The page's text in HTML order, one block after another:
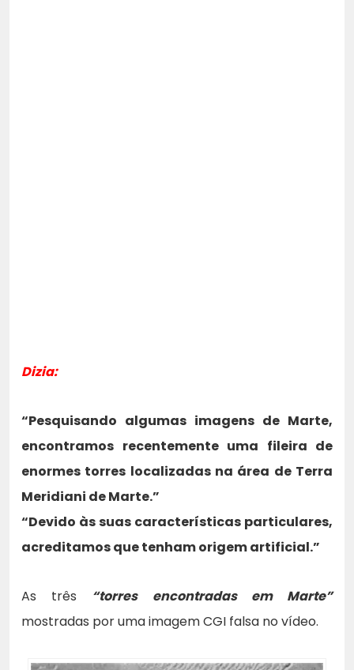
Dizia:
“Pesquisando algumas imagens de Marte,
encontramos recentemente uma fileira de
enormes torres localizadas na área de Terra
Meridiani de Marte.”
“Devido às suas características particulares,
acreditamos que tenham origem artificial.”
As três “torres encontradas em Marte”
mostradas por uma imagem CGI falsa no vídeo.